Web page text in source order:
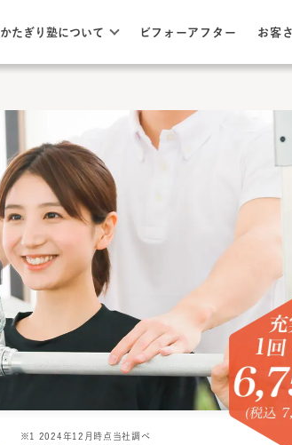
かたぎり塾について ビフォーアフター お客
※1 2024年12月時点当社調べ